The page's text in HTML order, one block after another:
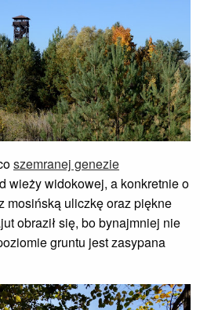
szemranej genezie
wieży widokowej, a konkretnie o
mosińską uliczkę oraz piękne
obraził się, bo bynajmniej nie
gruntu jest zasypana